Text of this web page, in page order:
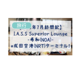
旅行